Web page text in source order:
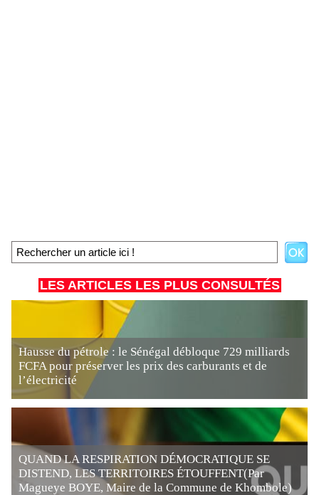
LES ARTICLES LES PLUS CONSULTÉS
Hausse du pétrole : le Sénégal débloque 729 milliards
FCFA pour préserver les prix des carburants et de
l’électricité
QUAND LA RESPIRATION DÉMOCRATIQUE SE
DISTEND, LES TERRITOIRES ÉTOUFFENT(Par
Magueye BOYE, Maire de la Commune de Khombole)